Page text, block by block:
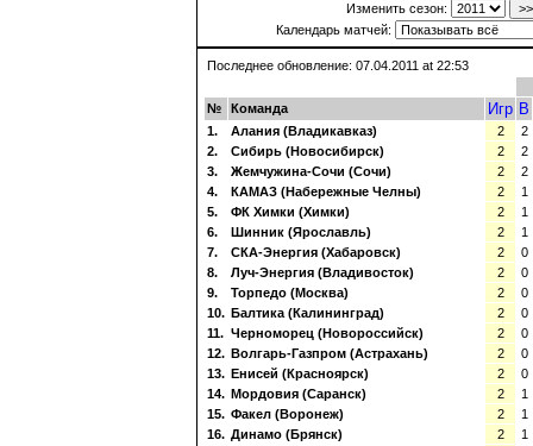
Изменить сезон:
Календарь матчей:
Последнее обновление: 07.04.2011 at 22:53
№ Команда Игр В
1. Алания (Владикавказ) 2
2
2.
Сибирь (Новосибирск) 2
2
3.
Жемчужина-Сочи (Сочи) 2
2
4.
КАМАЗ (Набережные Челны) 2
1
5.
ФК Химки (Химки) 2
1
6.
Шинник (Ярославль) 2
1
7.
СКА-Энергия (Хабаровск) 2
0
8.
Луч-Энергия (Владивосток) 2
0
9.
Торпедо (Москва) 2
0
10. Балтика (Калининград) 2
0
11. Черноморец (Новороссийск) 2
0
12. Волгарь-Газпром (Астрахань) 2
0
13. Енисей (Красноярск) 2
0
14. Мордовия (Саранск) 2
1
15. Факел (Воронеж) 2
1
16. Динамо (Брянск) 2
1